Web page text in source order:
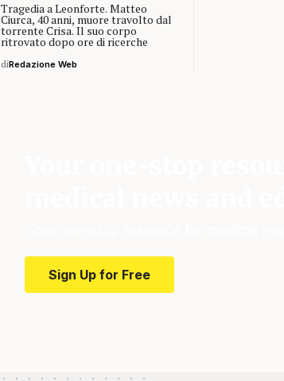
Tragedia a Leonforte. Matteo
Ciurca, 40 anni, muore travolto dal
torrente Crisa. Il suo corpo
ritrovato dopo ore di ricerche
diRedazione Web
Sign Up for Free